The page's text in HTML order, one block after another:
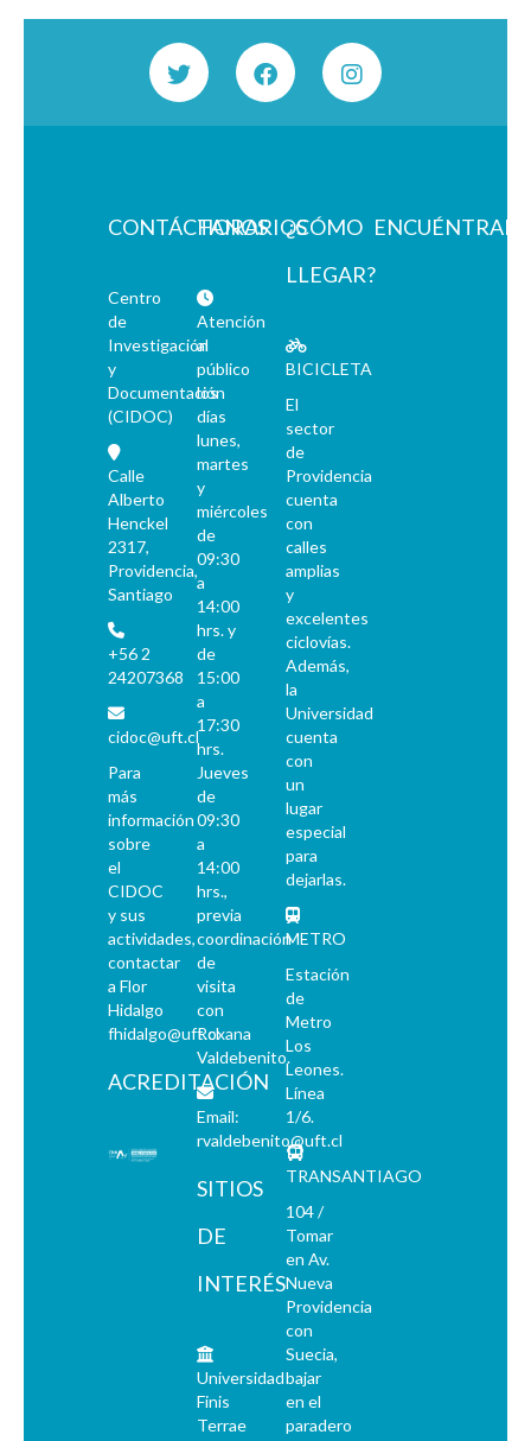
CONTÁCTANOS
Centro
de
Investigación
y
Documentación
(CIDOC)
Calle
Alberto
Henckel
2317,
Providencia,
Santiago
+56 2
24207368
cidoc@uft.cl
Para
más
información
sobre
el
CIDOC
y sus
actividades,
contactar
a Flor
Hidalgo
fhidalgo@uft.cl
ACREDITACIÓN
HORARIOS
Atención
al
público
los
días
lunes,
martes
y
miércoles
de
09:30
a
14:00
hrs. y
de
15:00
a
17:30
hrs.
Jueves
de
09:30
a
14:00
hrs.,
previa
coordinación
de
visita
con
Roxana
Valdebenito.
Email:
rvaldebenito@uft.cl
SITIOS
DE
INTERÉS
Universidad
Finis
Terrae
¿CÓMO
LLEGAR?
BICICLETA
El
sector
de
Providencia
cuenta
con
calles
amplias
y
excelentes
ciclovías.
Además,
la
Universidad
cuenta
con
un
lugar
especial
para
dejarlas.
METRO
Estación
de
Metro
Los
Leones.
Línea
1/6.
TRANSANTIAGO
104 /
Tomar
en Av.
Nueva
Providencia
con
Suecia,
bajar
en el
paradero